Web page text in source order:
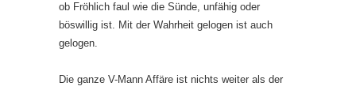
ob Fröhlich faul wie die Sünde, unfähig oder
böswillig ist. Mit der Wahrheit gelogen ist auch
gelogen.
Die ganze V-Mann Affäre ist nichts weiter als der